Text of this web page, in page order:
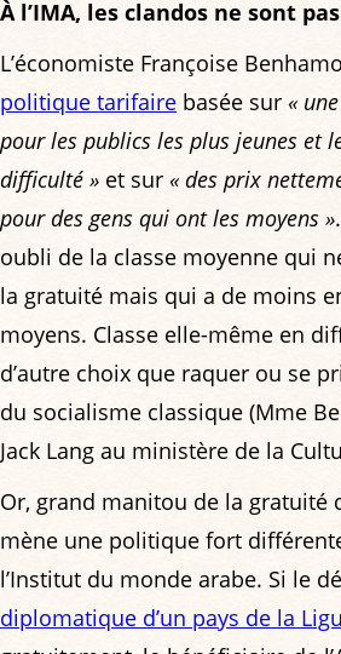
À l’IMA, les clandos ne sont
L’économiste Françoise
politique tarifaire basée sur «
pour les publics les plus jeunes et
difficulté » et sur « des prix
pour des gens qui ont les moyens »
oubli de la classe moyenne qui
la gratuité mais qui a de moins
moyens. Classe elle-même en
d’autre choix que raquer ou se
du socialisme classique (Mme
Jack Lang au ministère de la
Or, grand manitou de la gratuité
mène une politique fort
l’Institut du monde arabe. Si le
diplomatique d’un pays de la